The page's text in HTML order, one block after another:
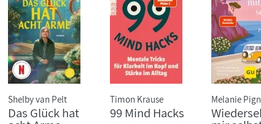
Shelby van Pelt
Das Glück hat
Timon Krause
99 Mind Hacks
Melanie